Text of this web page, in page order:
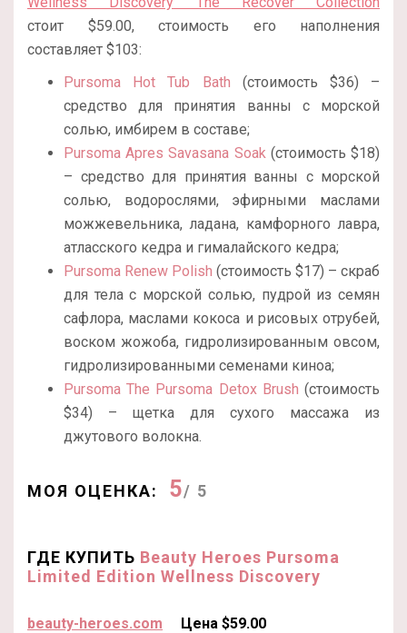
стоит $59.00, стоимость его наполнения
составляет $103:
Pursoma Hot Tub Bath (стоимость $36) –
средство для принятия ванны с морской
солью, имбирем в составе;
Pursoma Apres Savasana Soak(стоимость $18)
– средство для принятия ванны с морской
солью, водорослями, эфирными маслами
можжевельника, ладана, камфорного лавра,
атласского кедра и гималайского кедра;
Pursoma Renew Polish (стоимость $17) – скраб
для тела с морской солью, пудрой из семян
сафлора, маслами кокоса и рисовых отрубей,
воском жожоба, гидролизированным овсом,
гидролизированными семенами киноа;
Pursoma The Pursoma Detox Brush (стоимость
$34) – щетка для сухого массажа из
джутового волокна.
МОЯ ОЦЕНКА: 5/ 5
ГДЕ КУПИТЬ Beauty Heroes Pursoma
Limited Edition Wellness Discovery
beauty-heroes.com Цена $59.00